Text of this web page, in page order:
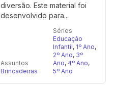
diversão. Este material foi
desenvolvido para...
Assuntos
Brincadeiras
Séries
Educação
Infantil, 1º Ano,
2º Ano, 3º
Ano, 4º Ano,
5º Ano